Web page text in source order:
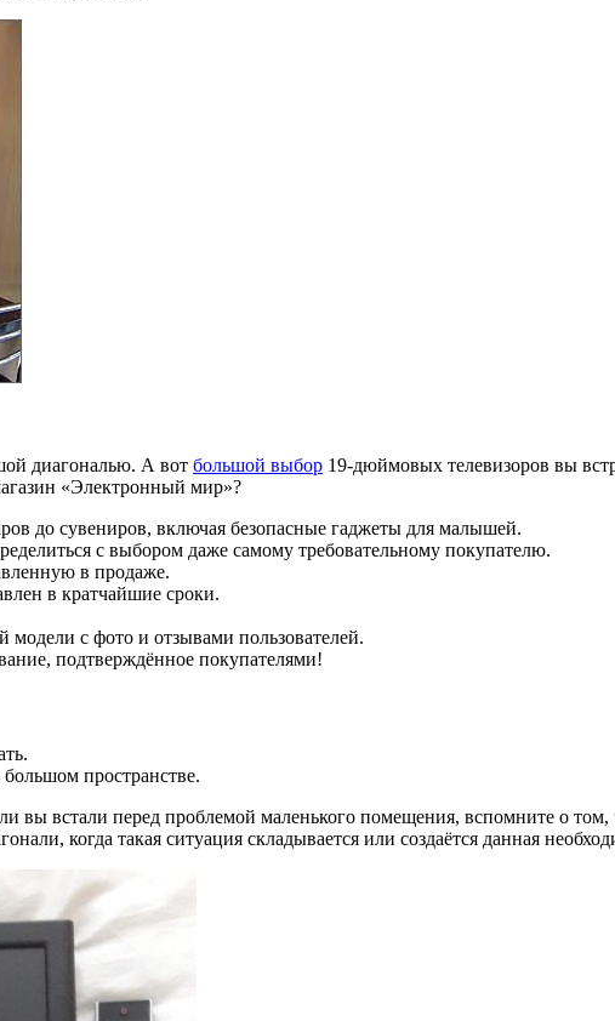
диагональю. А вот большой выбор 19-дюймовых телевизоров вы
«Электронный мир»?
до сувениров, включая безопасные гаджеты для малышей.
с выбором даже самому требовательному покупателю.
в продаже.
в кратчайшие сроки.
с фото и отзывами пользователей.
подтверждённое покупателями!
пространстве.
вы встали перед проблемой маленького помещения, вспомните о
когда такая ситуация складывается или создаётся данная